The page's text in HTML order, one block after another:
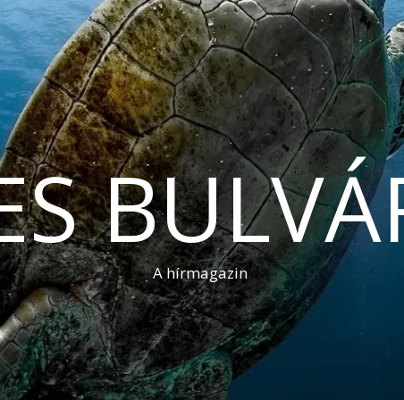
A hírmagazin